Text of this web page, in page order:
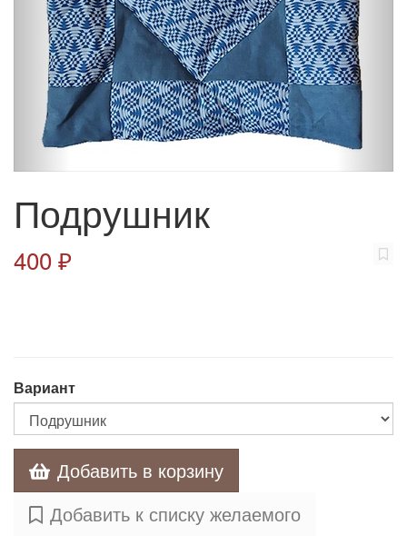
Подрушник
400 ₽
Вариант
Добавить в корзину
Добавить к списку желаемого